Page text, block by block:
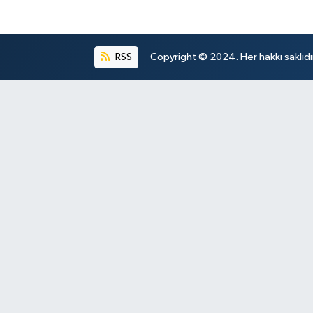
RSS Copyright © 2024. Her hakkı